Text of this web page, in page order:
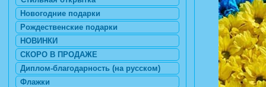
Новогодние подарки
Рождественские подарки
НОВИНКИ
СКОРО В ПРОДАЖЕ
Диплом-благодарность (на русском)
Флажки